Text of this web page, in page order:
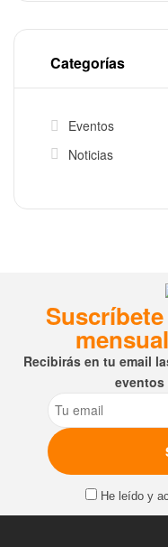
Categorías
Eventos
Noticias
Recibirás en tu email
eventos
Email
He leído y